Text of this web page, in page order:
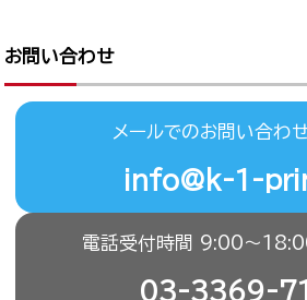
お問い合わせ
メールでのお問い合わ
info@k-1-
電話受付時間 9:00〜18:00
03-3369-